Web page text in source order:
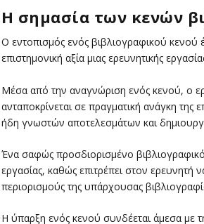
Η σημασία των κενών
Ο εντοπισμός ενός βιβλιογραφικού κενού
επιστημονική αξία μιας ερευνητικής
Μέσα από την αναγνώριση ενός κενού, ο
ανταποκρίνεται σε πραγματική ανάγκη
ήδη γνωστών αποτελεσμάτων και
Ένα σαφώς προσδιορισμένο
εργασίας, καθώς επιτρέπει στον ερευνητή
περιορισμούς της υπάρχουσας
Η ύπαρξη ενός κενού συνδέεται άμεσα με